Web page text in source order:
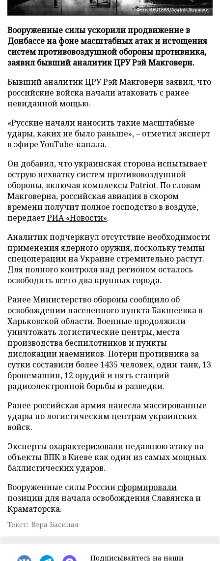
Фото: REUTERS/Anatolii Stepanov
Вооруженные силы ускорили продвижение в
Донбассе на фоне масштабных атак и истощения
систем противовоздушной обороны противника,
заявил бывший аналитик ЦРУ Рэй Макговерн.
Бывший аналитик ЦРУ Рэй Макговерн заявил, что
российские войска начали атаковать с ранее
невиданной мощью.
«Русские начали наносить такие масштабные
удары, каких не было раньше», – отметил эксперт
в эфире YouTube-канала.
Он добавил, что украинская сторона испытывает
острую нехватку систем противовоздушной
обороны, включая комплексы Patriot. По словам
Макговерна, российская авиация в скором
времени получит полное господство в воздухе,
передаетРИА «Новости».
Аналитик подчеркнул отсутствие необходимости
применения ядерного оружия, поскольку темпы
спецоперации на Украине стремительно растут.
Для полного контроля над регионом осталось
освободить всего два крупных города.
Ранее Министерство обороны сообщило об
освобождении населенного пункта Бакшеевка в
Харьковской области. Военные продолжили
уничтожать логистические центры, места
производства беспилотников и пункты
дислокации наемников. Потери противника за
сутки составили более 1435 человек, один танк, 13
бронемашин, 12 орудий и пять станций
радиоэлектронной борьбы и разведки.
Ранее российская армиянанесламассированные
удары по логистическим центрам украинских
войск.
Эксперты охарактеризовалинедавнюю атаку на
объекты ВПК в Киеве как один из самых мощных
баллистических ударов.
Вооруженные силы России сформировали
позиции для начала освобождения Славянска и
Краматорска.
Текст: Вера Басилая
Подписывайтесь на наши